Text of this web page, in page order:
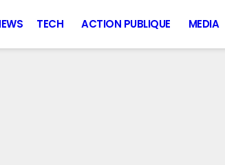
TECH ACTION PUBLIQUE MEDIA